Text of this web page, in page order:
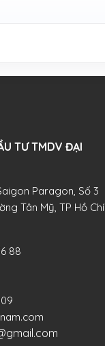
TƯ TMDV ĐẠI
Paragon, Số 3
Tân Mỹ, TP Hồ Chí
88